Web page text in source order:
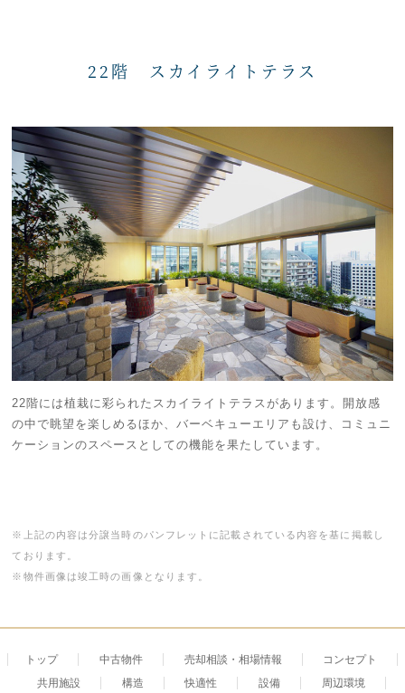
22階 スカイライトテラス
22階には植栽に彩られたスカイライトテラスがあります。開放感
の中で眺望を楽しめるほか、バーベキューエリアも設け、コミュニ
ケーションのスペースとしての機能を果たしています。
※上記の内容は分譲当時のパンフレットに記載されている内容を基に掲載し
ております。
※物件画像は竣工時の画像となります。
トップ 中古物件 売却相談・相場情報
コンセプト
共用施設
構造 快適性 設備
周辺環境